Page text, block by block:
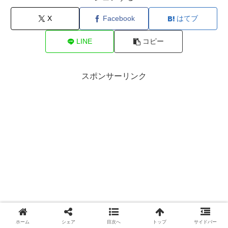
X Facebook はてブ
LINE コピー
スポンサーリンク
ホーム シェア 目次へ トップ サイドバー